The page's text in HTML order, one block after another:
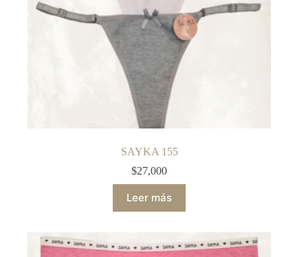
SAYKA 155
$27,000
Leer más